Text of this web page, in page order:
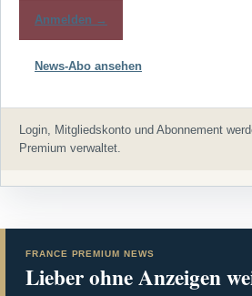
Anmelden →
News-Abo ansehen
Login, Mitgliedskonto und Abonnement
Premium verwaltet.
FRANCE PREMIUM NEWS
Lieber ohne Anzeigen